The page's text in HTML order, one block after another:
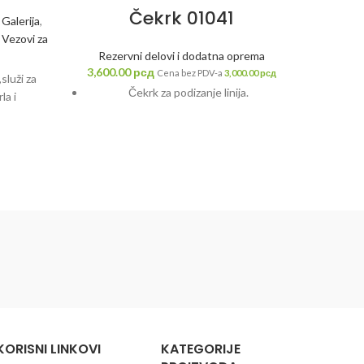
Galerija,
Vezovi za
za
i
Čekrk 01041
Rezervni delovi i dodatna oprema
3,600.00рсд Cena bez PDV-a3,000.00рсд
Čekrk za podizanje linija.
LINKOVI
KATEGORIJE